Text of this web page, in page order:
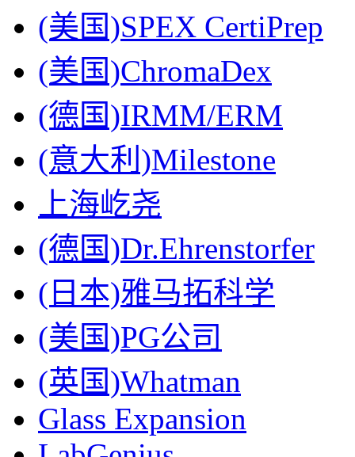
(美国)SPEX CertiPrep
(美国)ChromaDex
(德国)IRMM/ERM
(意大利)Milestone
上海屹尧
(德国)Dr.Ehrenstorfer
(日本)雅马拓科学
(美国)PG公司
(英国)Whatman
Glass Expansion